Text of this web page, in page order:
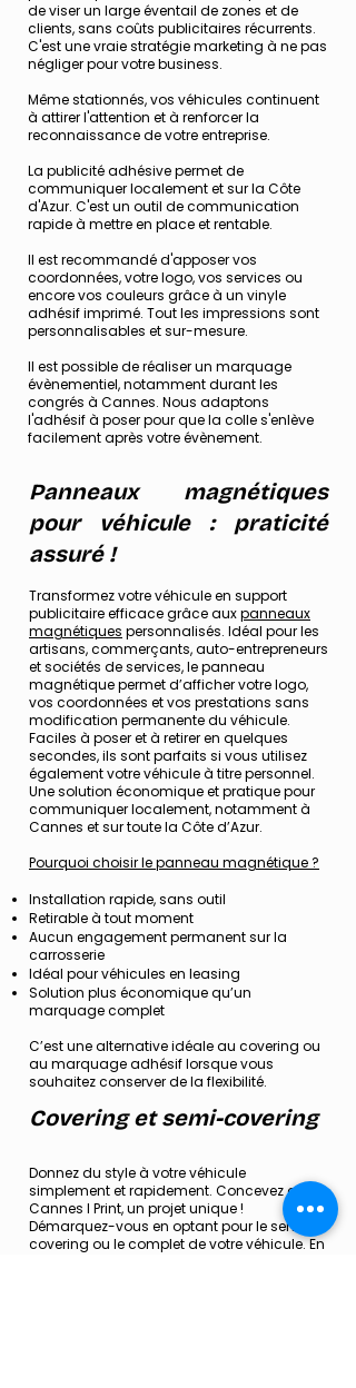
de viser un large éventail de zones et de
clients, sans coûts publicitaires récurrents.
C'est une vraie stratégie marketing à ne pas
négliger pour votre business.
Même stationnés, vos véhicules continuent
à attirer l'attention et à renforcer la
reconnaissance de votre entreprise.
La publicité adhésive permet de
communiquer localement et sur la Côte
d'Azur. C'est un outil de communication
rapide à mettre en place et rentable.
Il est recommandé d'apposer vos
coordonnées, votre logo, vos services ou
encore vos couleurs grâce à un vinyle
adhésif imprimé. Tout les impressions sont
personnalisables et sur-mesure.
Il est possible de réaliser un marquage
évènementiel, notamment durant les
congrés à Cannes. Nous adaptons
l'adhésif à poser pour que la colle s'enlève
facilement après votre évènement.
Panneaux magnétiques
pour véhicule : praticité
assuré !
Transformez votre véhicule en support
publicitaire efficace grâce auxpanneaux
magnétiques personnalisés. Idéal pour les
artisans, commerçants, auto-entrepreneurs
et sociétés de services, le panneau
magnétique permet d’afficher votre logo,
vos coordonnées et vos prestations sans
modification permanente du véhicule.
Faciles à poser et à retirer en quelques
secondes, ils sont parfaits si vous utilisez
également votre véhicule à titre personnel.
Une solution économique et pratique pour
communiquer localement, notamment à
Cannes et sur toute la Côte d’Azur.
Pourquoi choisir le panneau magnétique ?
Installation rapide, sans outil
Retirable à tout moment
Aucun engagement permanent sur la
carrosserie
Idéal pour véhicules en leasing
Solution plus économique qu’un
marquage complet
C’est une alternative idéale au covering ou
au marquage adhésif lorsque vous
souhaitez conserver de la flexibilité.
Covering et semi-covering
Donnez du style à votre véhicule
simplement et rapidement. Concevez avec
Cannes I Print, un projet unique !
Démarquez-vous en optant pour le semi-
covering ou le complet de votre véhicule. En